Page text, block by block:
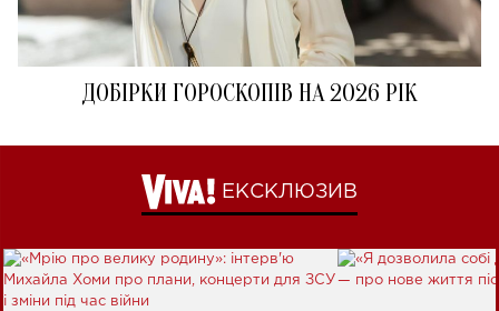
ДОБІРКИ ГОРОСКОПІВ НА 2026 РІК
ЕКСКЛЮЗИВ